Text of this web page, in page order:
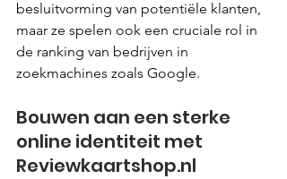
besluitvorming van potentiële klanten,
maar ze spelen ook een cruciale rol in
de ranking van bedrijven in
zoekmachines zoals Google.
Bouwen aan een sterke
online identiteit met
Reviewkaartshop.nl